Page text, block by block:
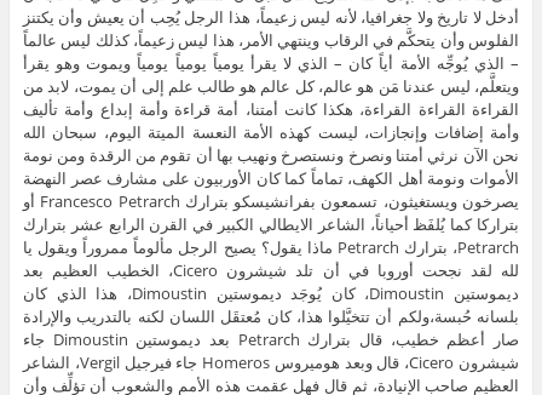
أدخل لا تاريخ ولا جغرافيا، لأنه ليس زعيماً، هذا الرجل يُحِب أن يعيش وأن يكتنز
الفلوس وأن يتحكَّم في الرقاب وينتهي الأمر، هذا ليس زعيماً، كذلك ليس عالماً
– الذي يُوجِّه الأمة أياً كان – الذي لا يقرأ يومياً يومياً يومياً ويموت وهو يقرأ
ويتعلَّم، ليس عندنا مَن هو عالم، كل عالم هو طالب علم إلى أن يموت، لابد من
القراءة القراءة القراءة، هكذا كانت أمتنا، أمة قراءة وأمة إبداع وأمة تأليف
وأمة إضافات وإنجازات، ليست كهذه الأمة النعسة الميتة اليوم، سبحان الله
نحن الآن نرثي أمتنا ونصرخ ونستصرخ ونهيب بها أن تقوم من الرقدة ومن نومة
الأموات ونومة أهل الكهف، تماماً كما كان الأوربيون على مشارف عصر النهضة
يصرخون ويستغيثون، تسمعون بفرانشيسكو بترارك Francesco Petrarch أو
بتراركا كما يُلفَظ أحياناً، الشاعر الايطالي الكبير في القرن الرابع عشر بترارك
Petrarch، بترارك Petrarch ماذا يقول؟ يصيح الرجل مألوماً ممروراً ويقول يا
لله لقد نجحت أوروبا في أن تلد شيشرون Cicero، الخطيب العظيم بعد
ديموستين Dimoustin، كان يُوجَد ديموستين Dimoustin، هذا الذي كان
بلسانه حُبسة،ولكم أن تتخيَّلوا هذا، كان مُعتقَل اللسان لكنه بالتدريب والإرادة
صار أعظم خطيب، قال بترارك Petrarch بعد ديموستين Dimoustin جاء
شيشرون Cicero، قال وبعد هوميروس Homeros جاء فيرجيل Vergil، الشاعر
العظيم صاحب الإنيادة، ثم قال فهل عقمت هذه الأمم والشعوب أن تؤلِّف وأن